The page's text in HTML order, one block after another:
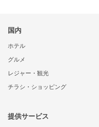
国内
ホテル
グルメ
レジャー・観光
チラシ・ショッピング
提供サービス